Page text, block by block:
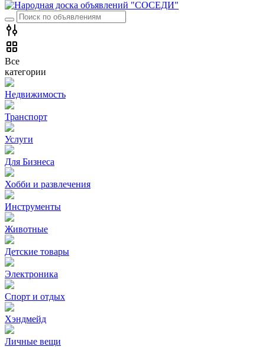
Все
категории
Недвижимость
Транспорт
Услуги
Для Бизнеса
Хобби и развлечения
Инструменты
Животные
Детские товары
Электроника
Спорт и отдых
Хэндмейд
Личные вещи